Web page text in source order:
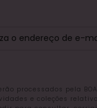
pela
e coleções